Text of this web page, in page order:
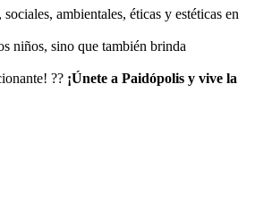
ambientales, éticas y estéticas en
niños, sino que también brinda
?? ¡Únete a Paidópolis y vive la